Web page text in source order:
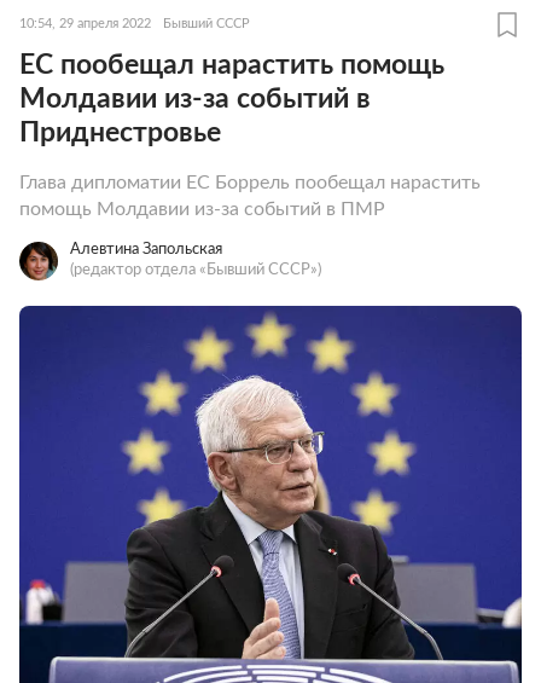
10:54, 29 апреля 2022 Бывший СССР
ЕС пообещал нарастить помощь
Молдавии из-за событий в
Приднестровье
Глава дипломатии ЕС Боррель пообещал нарастить
помощь Молдавии из-за событий в ПМР
Алевтина Запольская
(редактор отдела «Бывший СССР»)